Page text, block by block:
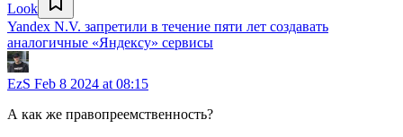
Look
Yandex N.V. запретили в течение пяти лет создавать
аналогичные «Яндексу» сервисы
EzS Feb 8 2024 at 08:15
А как же правопреемственность?